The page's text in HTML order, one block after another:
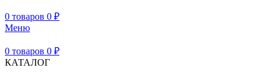
0 товаров 0 ₽
Меню
0 товаров 0 ₽
КАТАЛОГ